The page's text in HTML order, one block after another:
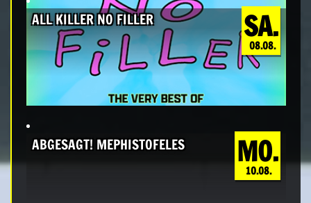
SA.
08.08.
ALL KILLER NO FILLER
MO.
10.08.
ABGESAGT! MEPHISTOFELES